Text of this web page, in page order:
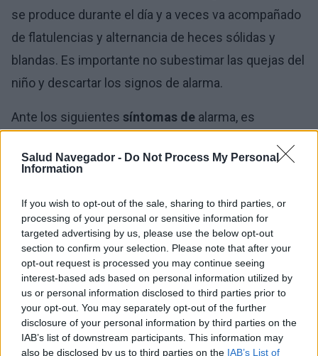
Salud Navegador - Do Not Process My Personal
Information
If you wish to opt-out of the sale, sharing to third parties, or
processing of your personal or sensitive information for
targeted advertising by us, please use the below opt-out
section to confirm your selection. Please note that after your
opt-out request is processed you may continue seeing
interest-based ads based on personal information utilized by
us or personal information disclosed to third parties prior to
your opt-out. You may separately opt-out of the further
disclosure of your personal information by third parties on the
IAB’s list of downstream participants. This information may
also be disclosed by us to third parties on the IAB’s List of
se produce durante el día y a veces va acompañado
de flatulencias y alternancia de heces sólidas y
blandas. Es importante no subestimar las quejas del
niño y descartar los signos de alarma.
Ante los siguientes síntomas de alarma, es
Dolor abdominal recurrente en el mismo lugar
lejos del ombligo,
despertares nocturnos debidos al dolor
abdominal,
cólicos, dolor abdominal ondulante acompañado
de sudoración,
dificultad para orinar,
diarrea de más de 4 semanas de duración,